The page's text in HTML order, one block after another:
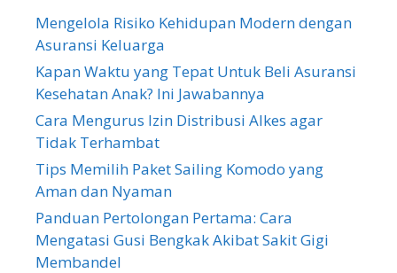
Mengelola Risiko Kehidupan Modern dengan
Asuransi Keluarga
Kapan Waktu yang Tepat Untuk Beli Asuransi
Kesehatan Anak? Ini Jawabannya
Cara Mengurus Izin Distribusi Alkes agar
Tidak Terhambat
Tips Memilih Paket Sailing Komodo yang
Aman dan Nyaman
Panduan Pertolongan Pertama: Cara
Mengatasi Gusi Bengkak Akibat Sakit Gigi
Membandel